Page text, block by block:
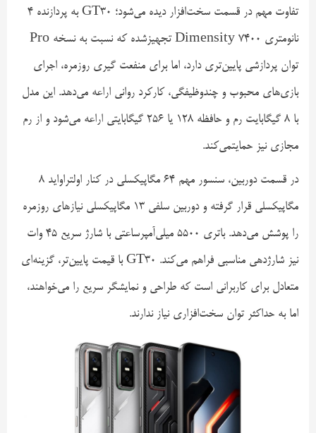
تفاوت مهم در قسمت سخت‌افزار دیده می‌شود؛ GT30 به پردازنده ۴
نانومتری Dimensity 7400 تجهیزشده که نسبت به نسخه Pro
توان پردازشی پایین‌تری دارد، اما برای منفعت گیری روزمره، اجرای
بازی‌های محبوب و چندوظیفگی، کارکرد روانی اراعه می‌دهد. این مدل
با ۸ گیگابایت رم و حافظه ۱۲۸ یا ۲۵۶ گیگابایتی اراعه می‌شود و از رم
مجازی نیز حمایتمی‌کند.
در قسمت دوربین، سنسور مهم ۶۴ مگاپیکسلی در کنار اولتراواید ۸
مگاپیکسلی قرار گرفته و دوربین سلفی ۱۳ مگاپیکسلی نیازهای روزمره
را پوشش می‌دهد. باتری ۵۵۰۰ میلی‌آمپرساعتی با شارژ سریع ۴۵ وات
نیز شارژدهی مناسبی فراهم می‌کند. GT30 با قیمت پایین‌تر، گزینه‌ای
متعادل برای کاربرانی است که طراحی و نمایشگر سریع را می‌خواهند،
اما به حداکثر توان سخت‌افزاری نیاز ندارند.